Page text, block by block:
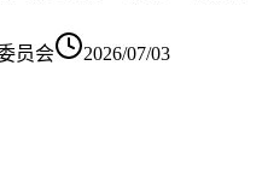
员会
2026/07/03